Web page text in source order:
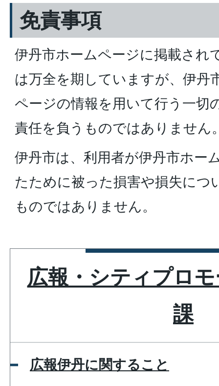
免責事項
伊丹市ホームページに掲載され
は万全を期していますが、伊丹
ページの情報を用いて行う一切
責任を負うものではありません
伊丹市は、利用者が伊丹市ホー
たために被った損害や損失につ
ものではありません。
広報・シティプロ
課
広報伊丹に関すること